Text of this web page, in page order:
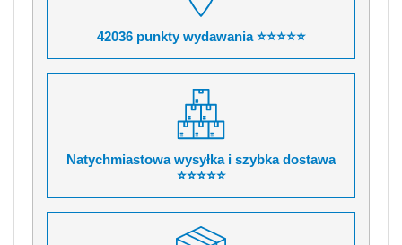
42036 punkty wydawania ⭐⭐⭐⭐⭐
Natychmiastowa wysyłka i szybka dostawa
⭐⭐⭐⭐⭐